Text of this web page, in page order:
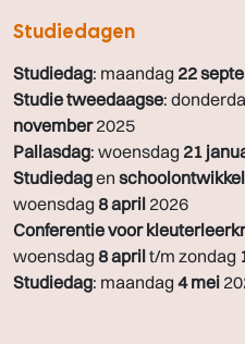
Studiedagen
Studiedag: maandag 22
Studietweedaagse:
november2025
Pallasdag: woensdag 21
Studiedagen
woensdag 8 april 2026
Conferentie voor
woensdag 8 aprilt/m zondag
Studiedag: maandag 4 mei